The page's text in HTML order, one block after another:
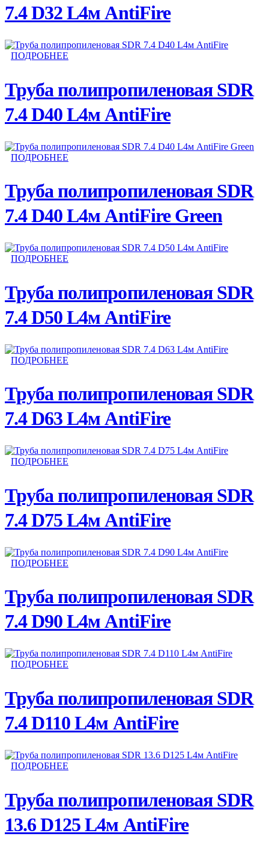
7.4 D32 L4м AntiFire
ПОДРОБНЕЕ
Труба полипропиленовая SDR
7.4 D40 L4м AntiFire
ПОДРОБНЕЕ
Труба полипропиленовая SDR
7.4 D40 L4м AntiFire Green
ПОДРОБНЕЕ
Труба полипропиленовая SDR
7.4 D50 L4м AntiFire
ПОДРОБНЕЕ
Труба полипропиленовая SDR
7.4 D63 L4м AntiFire
ПОДРОБНЕЕ
Труба полипропиленовая SDR
7.4 D75 L4м AntiFire
ПОДРОБНЕЕ
Труба полипропиленовая SDR
7.4 D90 L4м AntiFire
ПОДРОБНЕЕ
Труба полипропиленовая SDR
7.4 D110 L4м AntiFire
ПОДРОБНЕЕ
Труба полипропиленовая SDR
13.6 D125 L4м AntiFire